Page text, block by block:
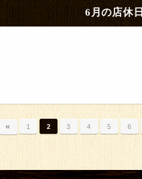
6月の店休日
« 1 2 3 4 5 6